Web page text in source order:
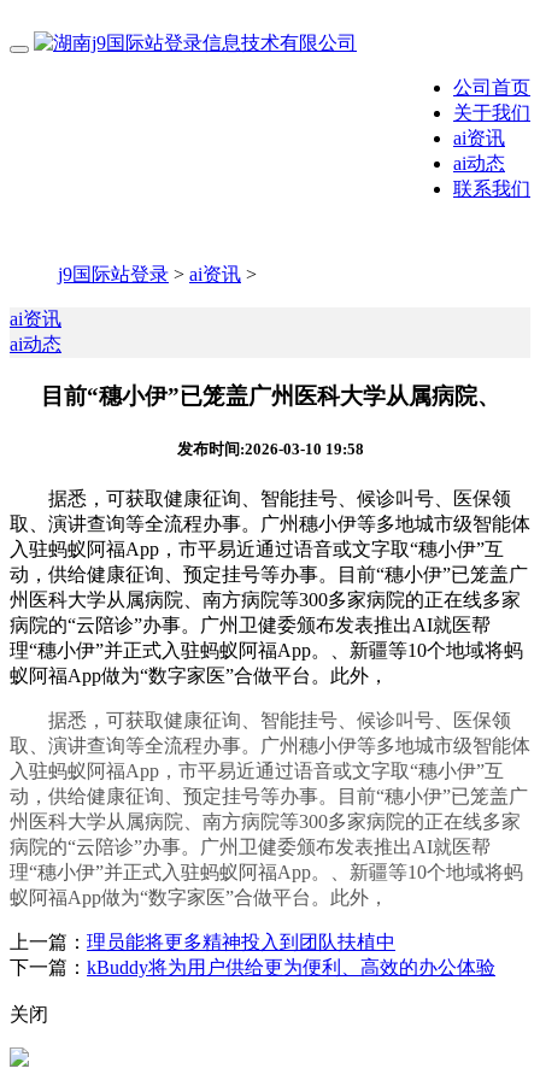
公司首页
关于我们
ai资讯
ai动态
联系我们
j9国际站登录 > ai资讯 >
ai资讯
ai动态
目前“穗小伊”已笼盖广州医科大学从属病院、
发布时间:2026-03-10 19:58
据悉，可获取健康征询、智能挂号、候诊叫号、医保领
取、演讲查询等全流程办事。广州穗小伊等多地城市级智能体
入驻蚂蚁阿福App，市平易近通过语音或文字取“穗小伊”互
动，供给健康征询、预定挂号等办事。目前“穗小伊”已笼盖广
州医科大学从属病院、南方病院等300多家病院的正在线多家
病院的“云陪诊”办事。广州卫健委颁布发表推出AI就医帮
理“穗小伊”并正式入驻蚂蚁阿福App。、新疆等10个地域将蚂
蚁阿福App做为“数字家医”合做平台。此外，
据悉，可获取健康征询、智能挂号、候诊叫号、医保领
取、演讲查询等全流程办事。广州穗小伊等多地城市级智能体
入驻蚂蚁阿福App，市平易近通过语音或文字取“穗小伊”互
动，供给健康征询、预定挂号等办事。目前“穗小伊”已笼盖广
州医科大学从属病院、南方病院等300多家病院的正在线多家
病院的“云陪诊”办事。广州卫健委颁布发表推出AI就医帮
理“穗小伊”并正式入驻蚂蚁阿福App。、新疆等10个地域将蚂
蚁阿福App做为“数字家医”合做平台。此外，
上一篇： 理员能将更多精神投入到团队扶植中
下一篇： kBuddy将为用户供给更为便利、高效的办公体验
关闭